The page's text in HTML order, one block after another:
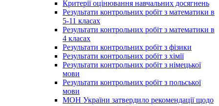
Критерії оцінювання навчальних досягнень
Результати контрольних робіт з математики в
5-11 класах
Результати контрольних робіт з математики в
4 класах
Результати контрольних робіт з фізики
Результати контрольних робіт з хімії
Результати контрольних робіт з німецької
мови
Результати контрольних робіт з польської
мови
МОН України затвердило рекомендації щодо